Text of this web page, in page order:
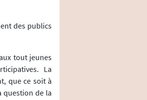
des publics
tout jeunes
La
que ce soit à
question de la